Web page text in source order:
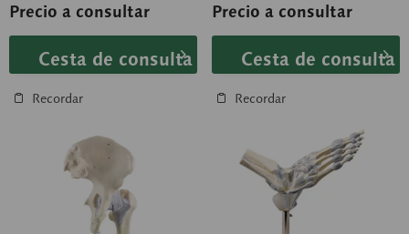
Precio a consultar
Cesta de consulta
Recordar
Precio a consultar
Cesta de consulta
Recordar